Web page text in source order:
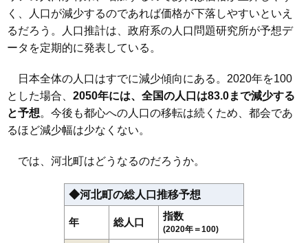
く、人口が減少するのであれば価格が下落しやすいといえ
るだろう。人口推計は、政府系の人口問題研究所が予想デ
ータを定期的に発表している。
日本全体の人口はすでに減少傾向にある。2020年を100
とした場合、 2050年には、全国の人口は83.0まで減少する
と予想。今後も都心への人口の移転は続くため、都会であ
るほど減少幅は少なくない。
では、河北町はどうなるのだろうか。
◆河北町の総人口推移予想
年 総人口
指数
(2020年＝100)